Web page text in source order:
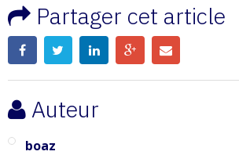
Partager cet article
Auteur
boaz